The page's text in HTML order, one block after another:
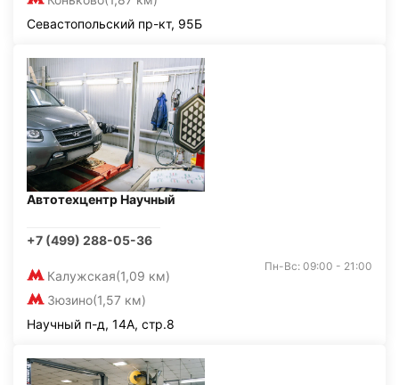
Севастопольский пр-кт, 95Б
Автотехцентр Научный
+7 (499) 288-05-36
Калужская(1,09 км)
Зюзино(1,57 км)
Пн-Вс: 09:00 - 21:00
Научный п-д, 14А, стр.8